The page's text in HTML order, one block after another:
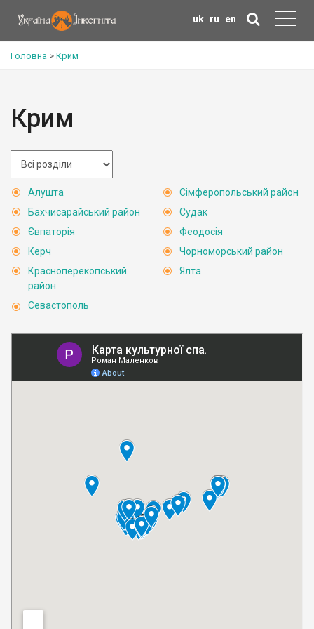
uk ru en
Головна > Крим
Крим
Алушта
Бахчисарайський район
Євпаторія
Керч
Красноперекопський
район
Севастополь
Сімферопольський район
Судак
Феодосія
Чорноморський район
Ялта